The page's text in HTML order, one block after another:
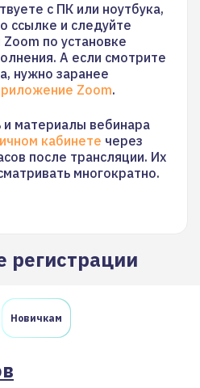
с ПК или ноутбука,
ссылке и следуйте
по установке
А если смотрите
нужно заранее
Zoom.
и материалы вебинара
кабинете через
после трансляции. Их
многократно.
регистрации
Новичкам